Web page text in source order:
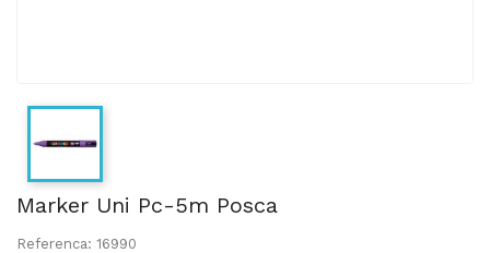
Marker Uni Pc-5m Posca
Referenca: 16990